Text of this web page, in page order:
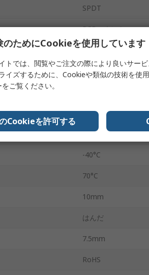
SPDT
PCBマウント
2A
125V ac
IME
62.5VA
-40°C
70°C
10mm
はんだ
7.5mm
RoHS
のためにCookieを使用しています
トでは、閲覧やご注文の際により良いサー
イズするために、Cookieや類似の技術を使
をご覧ください。
Cookieを許可する